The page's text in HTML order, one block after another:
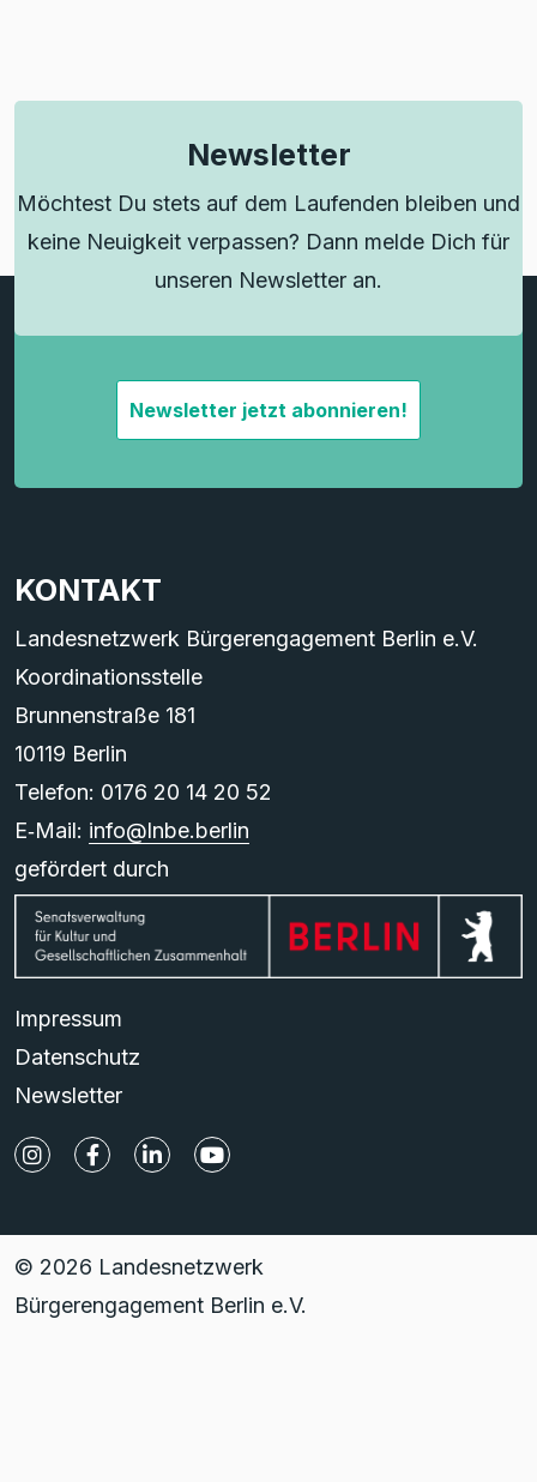
Newsletter
Möchtest Du stets auf dem Laufenden bleiben und
keine Neuigkeit verpassen? Dann melde Dich für
unseren Newsletter an.
Newsletter jetzt abonnieren!
KONTAKT
Landesnetzwerk Bürgerengagement Berlin e.V.
Koordinationsstelle
Brunnenstraße 181
10119 Berlin
Telefon: 0176 20 14 20 52
E‑Mail: info@lnbe.berlin
gefördert durch
Impressum
Newsletter
Datenschutz
© 2026 Landesnetzwerk
Bürgerengagement Berlin e.V.